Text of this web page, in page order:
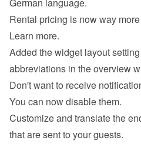
Learn more.
Added the widget layout
abbreviations in the overview
Don't want to receive
You can now disable them.
Customize and translate the
that are sent to your guests.